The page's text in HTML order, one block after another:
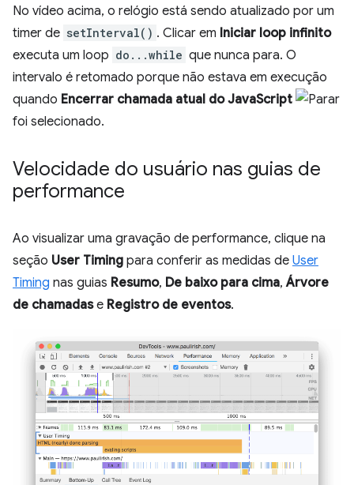
No vídeo acima, o relógio está sendo atualizado por um
timer de setInterval() . Clicar em Iniciar loop infinito
executa um loop do...while que nunca para. O
intervalo é retomado porque não estava em execução
quando Encerrar chamada atual do JavaScript
foi selecionado.
Velocidade do usuário nas guias de
performance
Ao visualizar uma gravação de performance, clique na
seção User Timing para conferir as medidas de User
Timing nas guias Resumo, De baixo para cima,Árvore
de chamadase Registro de eventos.